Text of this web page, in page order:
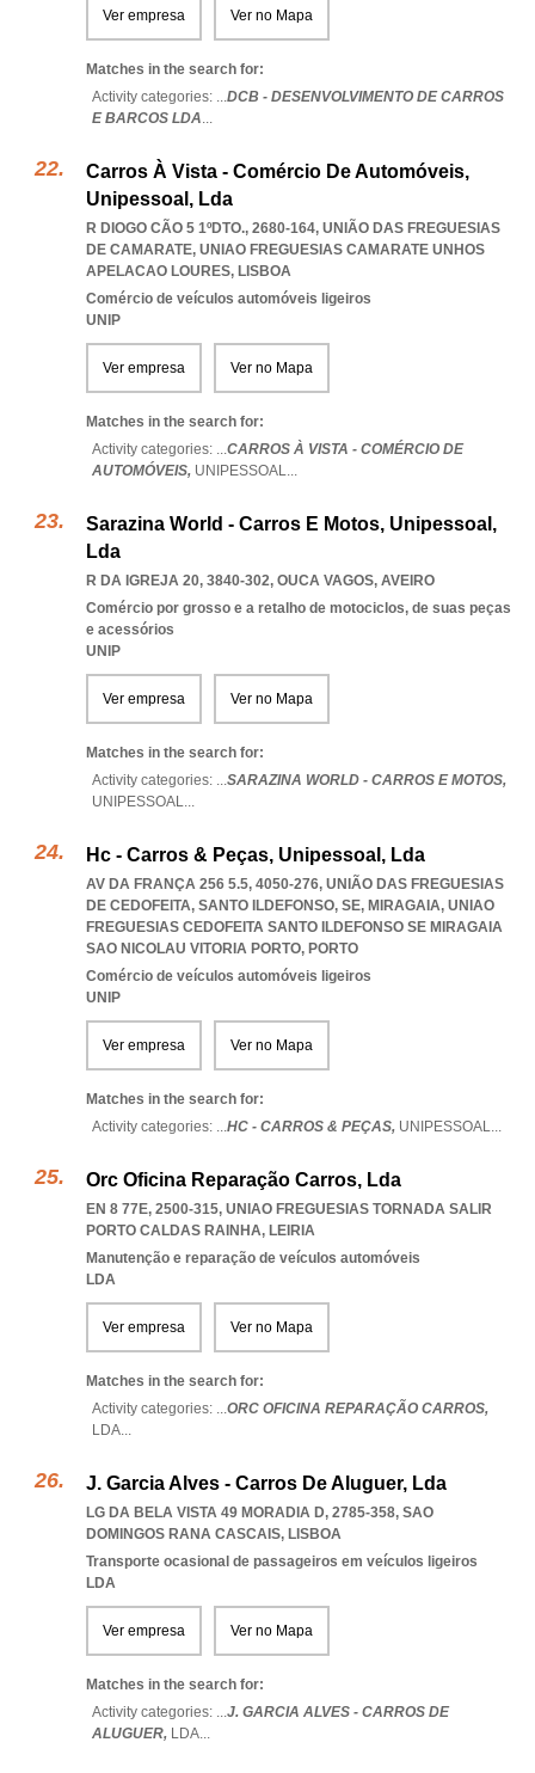
Ver empresa Ver no Mapa
Matches in the search for:
Activity categories: ...DCB - DESENVOLVIMENTO DE CARROS
E BARCOS LDA...
Carros À Vista - Comércio De Automóveis,
Unipessoal, Lda
R DIOGO CÃO 5 1ºDTO., 2680-164, UNIÃO DAS FREGUESIAS
DE CAMARATE, UNIAO FREGUESIAS CAMARATE UNHOS
APELACAO LOURES, LISBOA
Comércio de veículos automóveis ligeiros
UNIP
Ver empresa Ver no Mapa
Matches in the search for:
Activity categories: ...CARROS À VISTA - COMÉRCIO DE
AUTOMÓVEIS, UNIPESSOAL...
Sarazina World - Carros E Motos, Unipessoal,
Lda
R DA IGREJA 20, 3840-302, OUCA VAGOS, AVEIRO
Comércio por grosso e a retalho de motociclos, de suas peças
e acessórios
UNIP
Ver empresa Ver no Mapa
Matches in the search for:
Activity categories: ...SARAZINA WORLD - CARROS E MOTOS,
UNIPESSOAL...
Hc - Carros & Peças, Unipessoal, Lda
AV DA FRANÇA 256 5.5, 4050-276, UNIÃO DAS FREGUESIAS
DE CEDOFEITA, SANTO ILDEFONSO, SE, MIRAGAIA, UNIAO
FREGUESIAS CEDOFEITA SANTO ILDEFONSO SE MIRAGAIA
SAO NICOLAU VITORIA PORTO, PORTO
Comércio de veículos automóveis ligeiros
UNIP
Ver empresa Ver no Mapa
Matches in the search for:
Activity categories: ...HC - CARROS & PEÇAS, UNIPESSOAL...
Orc Oficina Reparação Carros, Lda
EN 8 77E, 2500-315, UNIAO FREGUESIAS TORNADA SALIR
PORTO CALDAS RAINHA, LEIRIA
Manutenção e reparação de veículos automóveis
LDA
Ver empresa Ver no Mapa
Matches in the search for:
Activity categories: ...ORC OFICINA REPARAÇÃO CARROS,
LDA...
J. Garcia Alves - Carros De Aluguer, Lda
LG DA BELA VISTA 49 MORADIA D, 2785-358, SAO
DOMINGOS RANA CASCAIS, LISBOA
Transporte ocasional de passageiros em veículos ligeiros
LDA
Ver empresa Ver no Mapa
Matches in the search for:
Activity categories: ...J. GARCIA ALVES - CARROS DE
ALUGUER, LDA...